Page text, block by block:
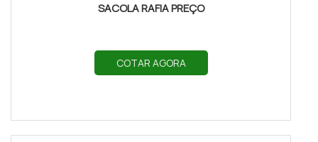
SACOLA RAFIA PREÇO
COTAR AGORA